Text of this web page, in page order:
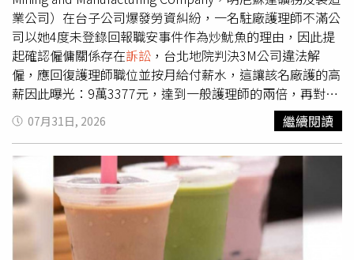
離婚訴訟 ，案件排定8月11日開庭。她感嘆，事情巧合得令
人難以置信，「連電視劇都演不出這樣的劇情」。朱女透
露，男方在庭前還向法院申請不公開審理，因此許多庭訊內
容依法無法對外公開，目前法院尚未宣判，也未說明是否還
會再次開庭，後續仍須等待法院通知。她也表示，自己並非
唯一受害者，過去大陸曾有類似案例，同樣有人涉嫌利用假
結婚證完成試管嬰兒療程並生下子女。她認為，許多合法配
偶是在婚姻破裂，甚至離婚後，才得知另一半早已利用偽造
證件與婚外對象接受輔助生殖治療，因此希望透過自身案
件，讓社會更加重視相關問題。談及目前的訴求，朱女表
示，她認為丈夫與第三者培育的冷凍胚胎，已成為婚姻中的
一道傷痕，希望相關胚胎能依法獲得妥善處理，不應再被使
用，同時要求第三者公開道歉；至於丈夫，她則表示，雙方
業公司）在台子公司爆發勞資糾紛，一名駐廠護理師不滿公
司以她4度未登錄回報職安事件作為炒魷魚的理由，因此提
起確認僱傭關係存在訴訟 ，台北地院判決3M公司違法解
僱，應回復護理師職位並按月給付薪水，這讓該名廠護的高
薪因此曝光：9萬3377元，達到一般護理師的兩倍，再對比
勞動部公布的十大高薪行業，3M廠護薪資行情堪比排名第7
的律師（平均9萬3千元），也印證外商公司待遇福利遠優於
本土企業的既定印象。楊姓護理師2016年12月進入3Ｍ擔任
廠護、月薪9萬3377元，在2022年到2024年她經手處理4件
引發爭議的意外，第一次是2022年某日，楊梅廠操作員扭
傷腳踝，楊姓護理師治療後沒使用「Medgate」登錄廠內診
療急救紀錄，也沒在職業安全通報平台「EHS360」回報此
事。第二次是2023年5月11日，技術員維護機器時撞到頭流
07月31日, 2026 繼續閱讀